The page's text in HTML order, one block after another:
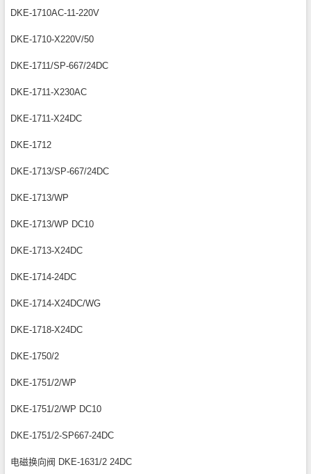
DKE-1710AC-11-220V
DKE-1710-X220V/50
DKE-1711/SP-667/24DC
DKE-1711-X230AC
DKE-1711-X24DC
DKE-1712
DKE-1713/SP-667/24DC
DKE-1713/WP
DKE-1713/WP DC10
DKE-1713-X24DC
DKE-1714-24DC
DKE-1714-X24DC/WG
DKE-1718-X24DC
DKE-1750/2
DKE-1751/2/WP
DKE-1751/2/WP DC10
DKE-1751/2-SP667-24DC
电磁换向阀 DKE-1631/2 24DC